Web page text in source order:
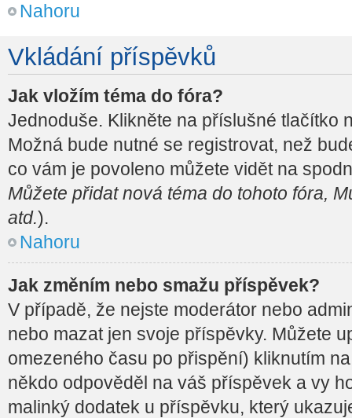
Nahoru
Vkládání příspěvků
Jak vložím téma do fóra?
Jednoduše. Klikněte na příslušné tlačítko
Možná bude nutné se registrovat, než
co vám je povoleno můžete vidět na
Můžete přidat nová téma do tohoto fóra,
atd.).
Nahoru
Jak změním nebo smažu příspěvek?
V případě, že nejste moderátor nebo
nebo mazat jen svoje příspěvky. Můžete
omezeného času po přispění) kliknutím
někdo odpověděl na váš příspěvek a vy
malinký dodatek u příspěvku, který